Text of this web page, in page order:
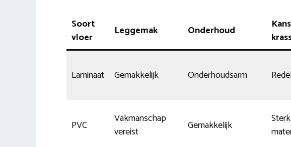
Soort
vloer
Leggemak Onderhoud
Laminaat Gemakkelijk Onderhoudsarm
PVC
Vakmanschap
vereist
Gemakkelijk
Sterk